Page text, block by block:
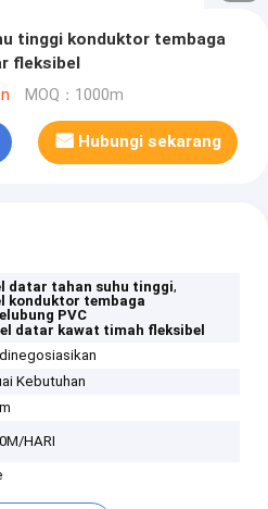
tinggi konduktor tembaga
fleksibel
MOQ：1000m
Hubungi sekarang
datar tahan suhu tinggi,
konduktor tembaga
PVC
datar kawat timah fleksibel
Kebutuhan
HARI